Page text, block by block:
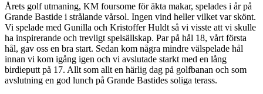
Årets golf utmaning, KM foursome för äkta makar, spelades i år på
Grande Bastide i strålande vårsol. Ingen vind heller vilket var skönt.
Vi spelade med Gunilla och Kristoffer Huldt så vi visste att vi skulle
ha inspirerande och trevligt spelsällskap. Par på hål 18, vårt första
hål, gav oss en bra start. Sedan kom några mindre välspelade hål
innan vi kom igång igen och vi avslutade starkt med en lång
birdieputt på 17. Allt som allt en härlig dag på golfbanan och som
avslutning en god lunch på Grande Bastides soliga terass.